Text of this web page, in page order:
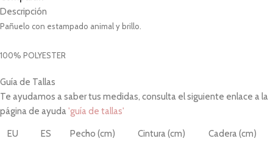
Descripción
Pañuelo con estampado animal y brillo.
100% POLYESTER
Guía de Tallas
Te ayudamos a saber tus medidas, consulta el siguiente enlace a la
página de ayuda'guía de tallas'
EU ES Pecho (cm) Cintura (cm) Cadera (cm)